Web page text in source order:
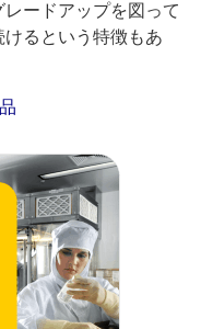
ードアップを図って
るという特徴もあ